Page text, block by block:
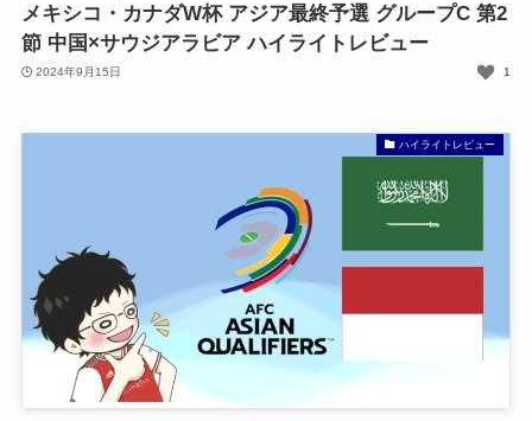
メキシコ・カナダW杯 アジア最終予選 グループC 第2
節 中国×サウジアラビア ハイライトレビュー
2024年9月15日 1
ハイライトレビュー